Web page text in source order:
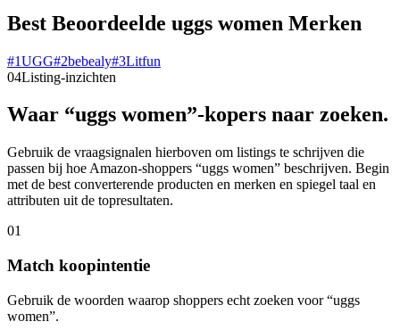
Best Beoordeelde uggs women Merken
#1UGG#2bebealy#3Litfun
04Listing-inzichten
Waar “uggs women”-kopers naar zoeken.
Gebruik de vraagsignalen hierboven om listings te schrijven die
passen bij hoe Amazon-shoppers “uggs women” beschrijven. Begin
met de best converterende producten en merken en spiegel taal en
attributen uit de topresultaten.
01
Match koopintentie
Gebruik de woorden waarop shoppers echt zoeken voor “uggs
women”.